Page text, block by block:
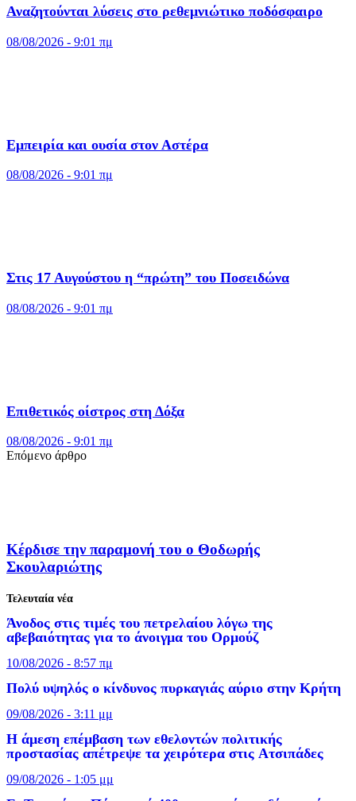
Αναζητούνται λύσεις στο ρεθεμνιώτικο ποδόσφαιρο
08/08/2026 - 9:01 πμ
Εμπειρία και ουσία στον Αστέρα
08/08/2026 - 9:01 πμ
Στις 17 Αυγούστου η “πρώτη” του Ποσειδώνα
08/08/2026 - 9:01 πμ
Επιθετικός οίστρος στη Δόξα
08/08/2026 - 9:01 πμ
Επόμενο άρθρο
Κέρδισε την παραμονή του ο Θοδωρής
Σκουλαριώτης
Τελευταία νέα
Άνοδος στις τιμές του πετρελαίου λόγω της
αβεβαιότητας για το άνοιγμα του Ορμούζ
10/08/2026 - 8:57 πμ
Πολύ υψηλός ο κίνδυνος πυρκαγιάς αύριο στην Κρήτη
09/08/2026 - 3:11 μμ
Η άμεση επέμβαση των εθελοντών πολιτικής
προστασίας απέτρεψε τα χειρότερα στις Aτσιπάδες
09/08/2026 - 1:05 μμ